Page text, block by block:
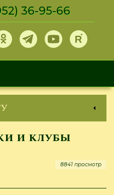
36-95-66
и клубы
8841 просмотр